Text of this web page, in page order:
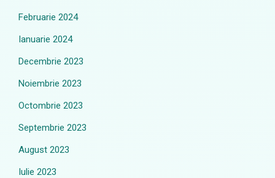
Februarie 2024
Ianuarie 2024
Decembrie 2023
Noiembrie 2023
Octombrie 2023
Septembrie 2023
August 2023
Iulie 2023